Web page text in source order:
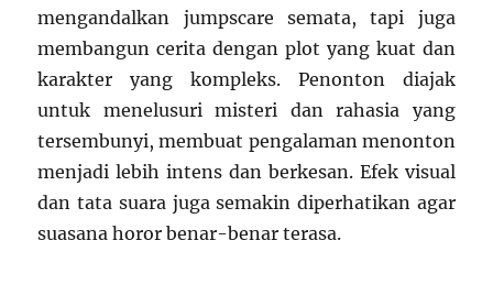
mengandalkan jumpscare semata, tapi juga
membangun cerita dengan plot yang kuat dan
karakter yang kompleks. Penonton diajak
untuk menelusuri misteri dan rahasia yang
tersembunyi, membuat pengalaman menonton
menjadi lebih intens dan berkesan. Efek visual
dan tata suara juga semakin diperhatikan agar
suasana horor benar-benar terasa.